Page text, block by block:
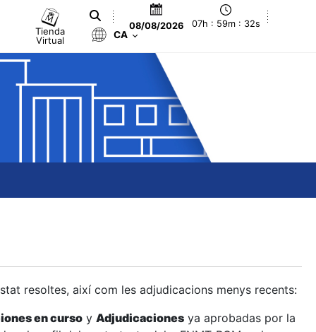
Tienda
Virtual
08/08/2026 07h : 59m : 33s
CA
resoltes, així com les adjudicacions menys recents:
en curso y Adjudicaciones ya aprobadas por la